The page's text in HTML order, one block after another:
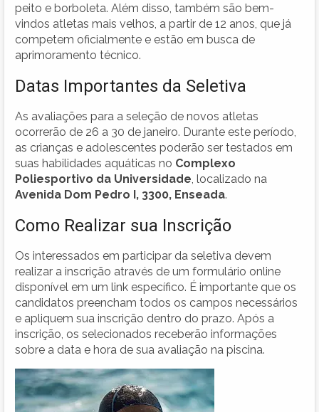
peito e borboleta. Além disso, também são bem-
vindos atletas mais velhos, a partir de 12 anos, que já
competem oficialmente e estão em busca de
aprimoramento técnico.
Datas Importantes da Seletiva
As avaliações para a seleção de novos atletas
ocorrerão de 26 a 30 de janeiro. Durante este período,
as crianças e adolescentes poderão ser testados em
suas habilidades aquáticas no Complexo
Poliesportivo da Universidade , localizado na
Avenida Dom Pedro I, 3300, Enseada.
Como Realizar sua Inscrição
Os interessados em participar da seletiva devem
realizar a inscrição através de um formulário online
disponível em um link específico. É importante que os
candidatos preencham todos os campos necessários
e apliquem sua inscrição dentro do prazo. Após a
inscrição, os selecionados receberão informações
sobre a data e hora de sua avaliação na piscina.